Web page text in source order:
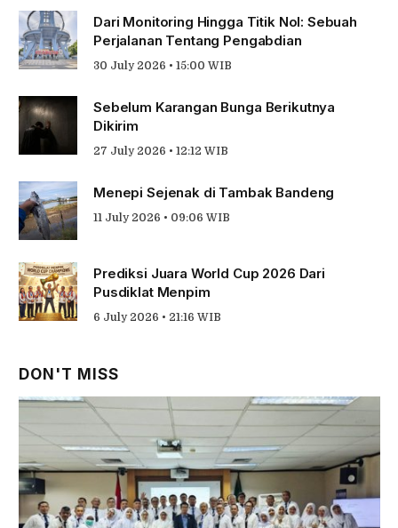
Dari Monitoring Hingga Titik Nol: Sebuah
Perjalanan Tentang Pengabdian
30 July 2026 • 15:00 WIB
Sebelum Karangan Bunga Berikutnya
Dikirim
27 July 2026 • 12:12 WIB
Menepi Sejenak di Tambak Bandeng
11 July 2026 • 09:06 WIB
Prediksi Juara World Cup 2026 Dari
Pusdiklat Menpim
6 July 2026 • 21:16 WIB
DON'T MISS